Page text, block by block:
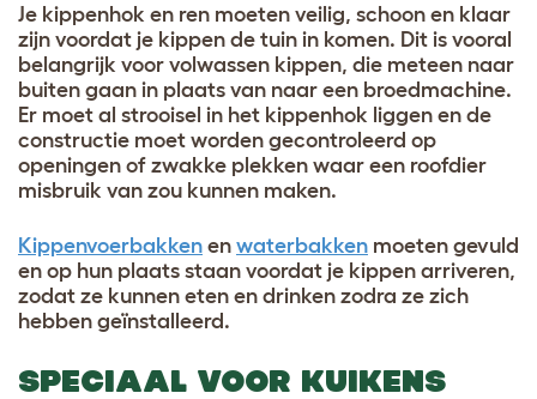
Je kippenhok en ren moeten veilig, schoon en klaar
zijn voordat je kippen de tuin in komen. Dit is vooral
belangrijk voor volwassen kippen, die meteen naar
buiten gaan in plaats van naar een broedmachine.
Er moet al strooisel in het kippenhok liggen en de
constructie moet worden gecontroleerd op
openingen of zwakke plekken waar een roofdier
misbruik van zou kunnen maken.
Kippenvoerbakken en waterbakken moeten gevuld
en op hun plaats staan voordat je kippen arriveren,
zodat ze kunnen eten en drinken zodra ze zich
hebben geïnstalleerd.
SPECIAAL VOOR KUIKENS